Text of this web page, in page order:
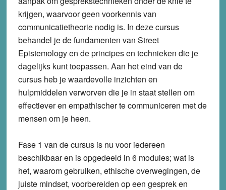
krijgen, waarvoor geen voorkennis van
communicatietheorie nodig is. In deze cursus
behandel je de fundamenten van Street
Epistemology en de principes en technieken die je
dagelijks kunt toepassen. Aan het eind van de
cursus heb je waardevolle inzichten en
hulpmiddelen verworven die je in staat stellen om
effectiever en empathischer te communiceren met de
mensen om je heen.
Fase 1 van de cursus is nu voor iedereen
beschikbaar en is opgedeeld in 6 modules; wat is
het, waarom gebruiken, ethische overwegingen, de
juiste mindset, voorbereiden op een gesprek en